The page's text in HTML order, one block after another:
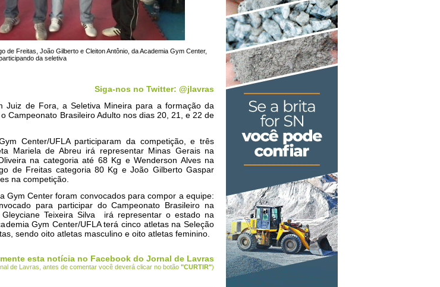
de Freitas, João Gilberto e Cleiton Antônio, da Academia Gym Center,
da seletiva
Siga-nos no Twitter: @jlavras
Juiz de Fora, a Seletiva Mineira para a formação da
Campeonato Brasileiro Adulto nos dias 20, 21, e 22 de
Center/UFLA participaram da competição, e três
Mariela de Abreu irá representar Minas Gerais na
na categoria até 68 Kg e Wenderson Alves na
de Freitas categoria 80 Kg e João Gilberto Gaspar
na competição.
Gym Center foram convocados para compor a equipe:
para participar do Campeonato Brasileiro na
Teixeira Silva irá representar o estado na
Gym Center/UFLA terá cinco atletas na Seleção
sendo oito atletas masculino e oito atletas feminino.
esta notícia no Facebook do Jornal de Lavras
de Lavras, antes de comentar você deverá clicar no botão "CURTIR")